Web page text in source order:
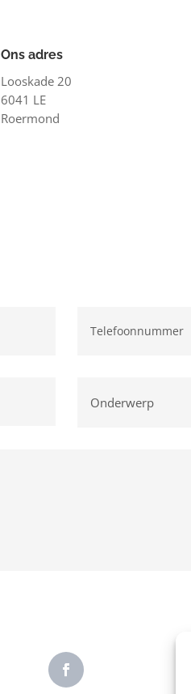
Ons adres
Looskade 20
6041 LE
Roermond